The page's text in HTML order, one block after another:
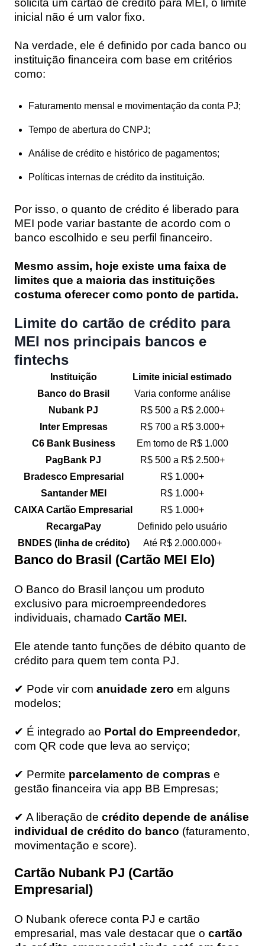
inicial não é um valor fixo.
Na verdade, ele é definido por cada banco ou
instituição financeira com base em critérios
como:
Faturamento mensal e movimentação da conta PJ;
Tempo de abertura do CNPJ;
Análise de crédito e histórico de pagamentos;
Políticas internas de crédito da instituição.
Por isso, o quanto de crédito é liberado para
MEI pode variar bastante de acordo com o
banco escolhido e seu perfil financeiro.
Mesmo assim, hoje existe uma faixa de
limites que a maioria das instituições
costuma oferecer como ponto de partida.
Limite do cartão de crédito para
MEI nos principais bancos e
fintechs
Instituição
Limite inicial estimado
Banco do Brasil
Varia conforme análise
Nubank PJ
R$ 500 a R$ 2.000+
Inter Empresas
R$ 700 a R$ 3.000+
C6 Bank Business
Em torno de R$ 1.000
PagBank PJ
R$ 500 a R$ 2.500+
Bradesco Empresarial
R$ 1.000+
Santander MEI
R$ 1.000+
CAIXA Cartão Empresarial
R$ 1.000+
RecargaPay
Definido pelo usuário
BNDES (linha de crédito)
Até R$ 2.000.000+
Banco do Brasil (Cartão MEI Elo)
O Banco do Brasil lançou um produto
exclusivo para microempreendedores
individuais, chamado Cartão MEI.
Ele atende tanto funções de débito quanto de
crédito para quem tem conta PJ.
✔ Pode vir com anuidade zero em alguns
modelos;
✔ É integrado ao Portal do Empreendedor,
com QR code que leva ao serviço;
✔ Permite parcelamento de compras e
gestão financeira via app BB Empresas;
✔ A liberação de crédito depende de análise
individual de crédito do banco (faturamento,
movimentação e score).
Cartão Nubank PJ (Cartão
Empresarial)
O Nubank oferece conta PJ e cartão
empresarial, mas vale destacar que o cartão